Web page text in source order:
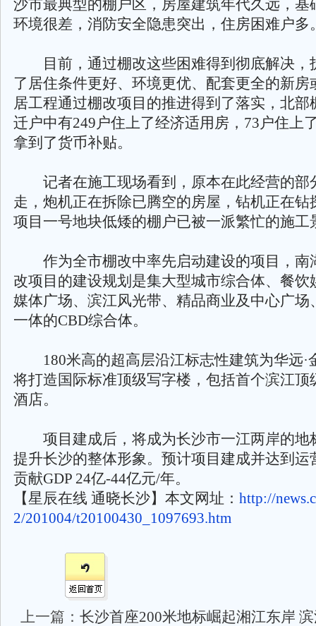
沙市最典型的棚户区，房屋建筑年代久远，基
环境很差，消防安全隐患突出，住房困难户多
目前，通过棚改这些困难得到彻底解决，
了居住条件更好、环境更优、配套更全的新房
居工程通过棚改项目的推进得到了落实，北部
迁户中有249户住上了经济适用房，73户住上
拿到了货币补贴。
记者在施工现场看到，原本在此经营的部
走，炮机正在拆除已腾空的房屋，钻机正在钻
项目一号地块低矮的棚户已被一派繁忙的施工
作为全市棚改中率先启动建设的项目，南
改项目的建设规划是集大型城市综合体、餐饮
媒体广场、滨江风光带、精品商业及中心广场
一体的CBD综合体。
180米高的超高层沿江标志性建筑为华远·
将打造国际标准顶级写字楼，包括首个滨江顶
酒店。
项目建成后，将成为长沙市一江两岸的地
提升长沙的整体形象。预计项目建成并达到运
贡献GDP 24亿-44亿元/年。
【星辰在线 通晓长沙】本文网址： http://
2/201004/t20100430_1097693.htm
上一篇： 长沙首座200米地标崛起湘江东岸